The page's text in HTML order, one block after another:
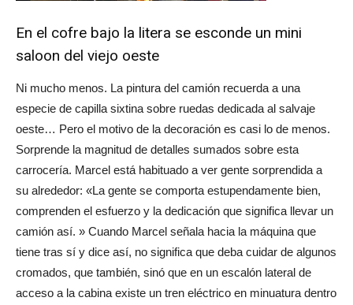
En el cofre bajo la litera se esconde un mini
saloon del viejo oeste
Ni mucho menos. La pintura del camión recuerda a una
especie de capilla sixtina sobre ruedas dedicada al salvaje
oeste… Pero el motivo de la decoración es casi lo de menos.
Sorprende la magnitud de detalles sumados sobre esta
carrocería. Marcel está habituado a ver gente sorprendida a
su alrededor: «La gente se comporta estupendamente bien,
comprenden el esfuerzo y la dedicación que significa llevar un
camión así. » Cuando Marcel señala hacia la máquina que
tiene tras sí y dice así, no significa que deba cuidar de algunos
cromados, que también, sinó que en un escalón lateral de
acceso a la cabina existe un tren eléctrico en minuatura dentro